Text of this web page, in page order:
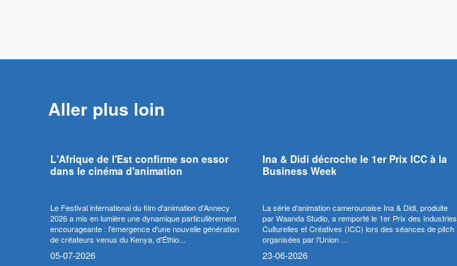
Aller plus loin
L'Afrique de l'Est confirme son essor
dans le cinéma d'animation
Le Festival international du film d'animation d'Annecy
2026 a mis en lumière une dynamique particulièrement
encourageante : l'émergence d'une nouvelle génération
de créateurs venus du Kenya, d'Éthio...
05-07-2026
Ina & Didi décroche le 1er Prix ICC à la
Business Week
La série d’animation camerounaise Ina & Didi, produite
par Waanda Studio, a remporté le 1er Prix des Industries
Culturelles et Créatives (ICC) lors des séances de pitch
organisées par l’Union ...
23-06-2026